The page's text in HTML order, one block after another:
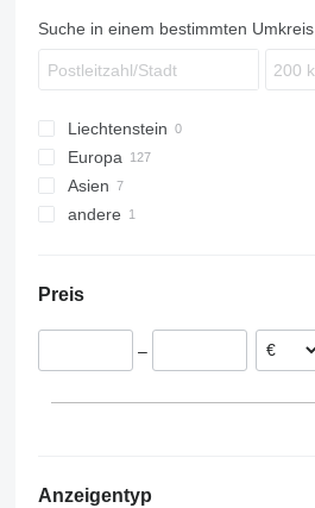
Suche in einem bestimmten Umkreis
Liechtenstein
Europa
Deutschland
Frankreich
Ungarn
Asien
Türkei
andere
Preis
–
Anzeigentyp